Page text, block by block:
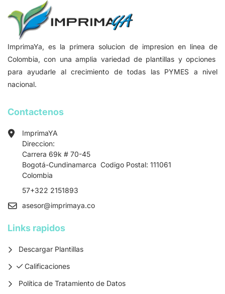
ImprimaYa, es la primera solucion de impresion en linea de
Colombia, con una amplia variedad de plantillas y opciones
para ayudarle al crecimiento de todas las PYMES a nivel
nacional.
Contactenos
ImprimaYA
Direccion:
Carrera 69k # 70-45
Bogotá-Cundinamarca Codigo Postal: 111061
Colombia
57+322 2151893
asesor@imprimaya.co
Links rapidos
Descargar Plantillas
Calificaciones
Calificaciones
Política de Tratamiento de Datos